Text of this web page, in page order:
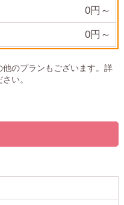
0円～
0円～
のプランもございます。詳
い。